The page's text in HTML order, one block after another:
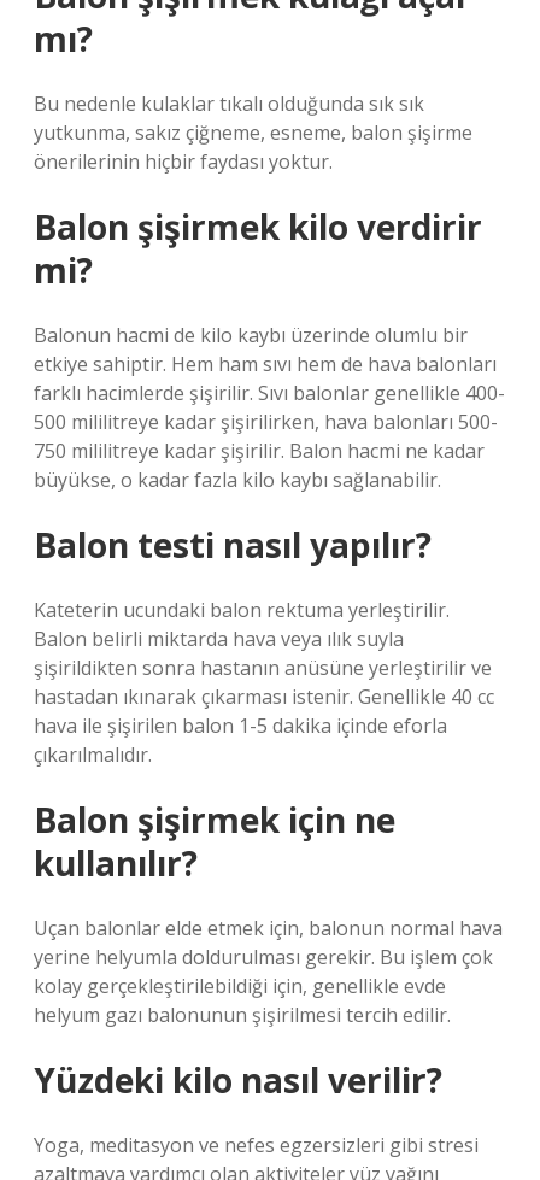
mı?
Bu nedenle kulaklar tıkalı olduğunda sık sık
yutkunma, sakız çiğneme, esneme, balon şişirme
önerilerinin hiçbir faydası yoktur.
Balon şişirmek kilo verdirir
mi?
Balonun hacmi de kilo kaybı üzerinde olumlu bir
etkiye sahiptir. Hem ham sıvı hem de hava balonları
farklı hacimlerde şişirilir. Sıvı balonlar genellikle 400-
500 mililitreye kadar şişirilirken, hava balonları 500-
750 mililitreye kadar şişirilir. Balon hacmi ne kadar
büyükse, o kadar fazla kilo kaybı sağlanabilir.
Balon testi nasıl yapılır?
Kateterin ucundaki balon rektuma yerleştirilir.
Balon belirli miktarda hava veya ılık suyla
şişirildikten sonra hastanın anüsüne yerleştirilir ve
hastadan ıkınarak çıkarması istenir. Genellikle 40 cc
hava ile şişirilen balon 1-5 dakika içinde eforla
çıkarılmalıdır.
Balon şişirmek için ne
kullanılır?
Uçan balonlar elde etmek için, balonun normal hava
yerine helyumla doldurulması gerekir. Bu işlem çok
kolay gerçekleştirilebildiği için, genellikle evde
helyum gazı balonunun şişirilmesi tercih edilir.
Yüzdeki kilo nasıl verilir?
Yoga, meditasyon ve nefes egzersizleri gibi stresi
azaltmaya yardımcı olan aktiviteler yüz yağını